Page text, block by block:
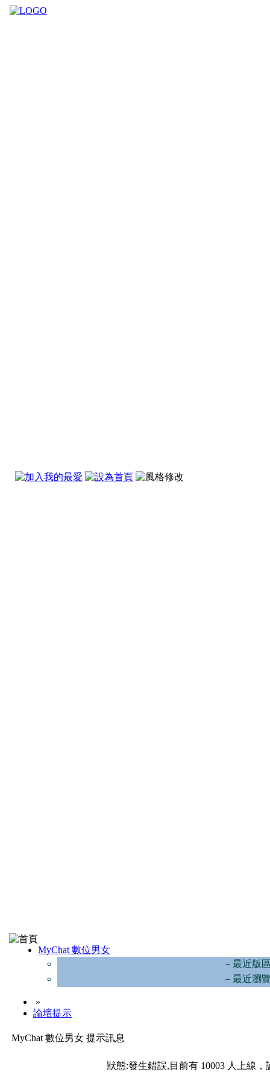
MyChat 數位男女
－最近版
－最近瀏
»
論壇提示
MyChat 數位男女 提示訊息
狀態:發生錯誤,目前有 10003 人上線